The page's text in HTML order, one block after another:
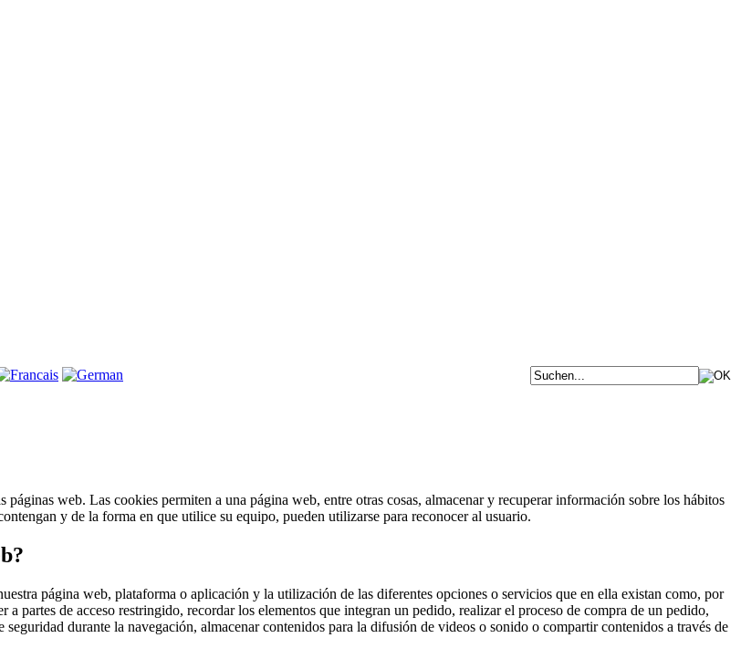
web. Las cookies permiten a una página web, entre otras cosas, almacenar y recuperar información sobre los hábitos
y de la forma en que utilice su equipo, pueden utilizarse para reconocer al usuario.
página web, plataforma o aplicación y la utilización de las diferentes opciones o servicios que en ella existan como, por
partes de acceso restringido, recordar los elementos que integran un pedido, realizar el proceso de compra de un pedido,
durante la navegación, almacenar contenidos para la difusión de videos o sonido o compartir contenidos a través de